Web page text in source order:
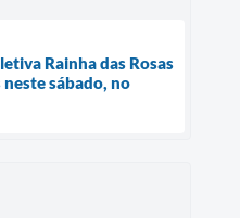
Rainha das Rosas
sábado, no